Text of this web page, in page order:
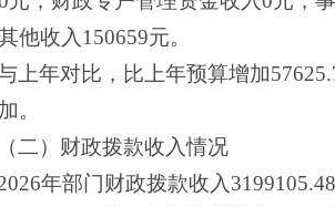
他收入150659元。
上年对比，比上年预算增加
。
（二）财政拨款收入情况
年部门财政拨款收入